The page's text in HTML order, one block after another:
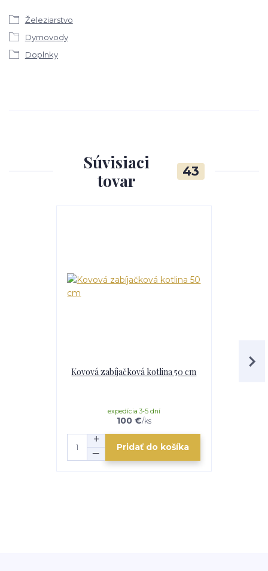
Železiarstvo
Dymovody
Doplnky
Súvisiaci
tovar
43
Kovová zabíjačková kotlina 50 cm
100 €/ks
expedícia 3-5 dní
Pridať do košíka